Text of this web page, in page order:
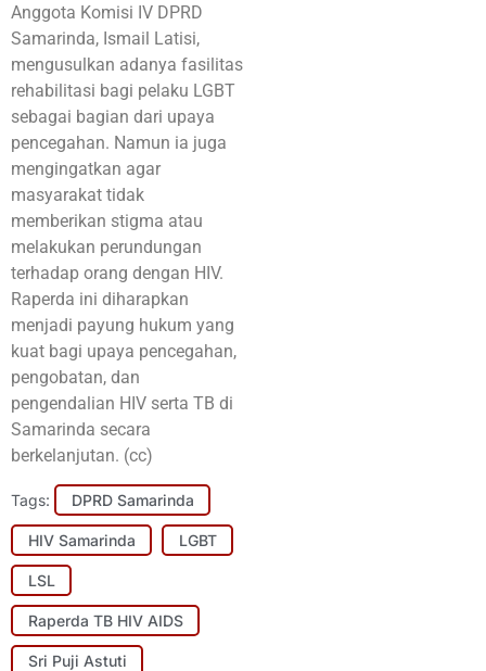
Anggota Komisi IV DPRD
Samarinda, Ismail Latisi,
mengusulkan adanya fasilitas
rehabilitasi bagi pelaku LGBT
sebagai bagian dari upaya
pencegahan. Namun ia juga
mengingatkan agar
masyarakat tidak
memberikan stigma atau
melakukan perundungan
terhadap orang dengan HIV.
Raperda ini diharapkan
menjadi payung hukum yang
kuat bagi upaya pencegahan,
pengobatan, dan
pengendalian HIV serta TB di
Samarinda secara
berkelanjutan. (cc)
Tags: DPRD Samarinda
HIV Samarinda LGBT
LSL
Raperda TB HIV AIDS
Sri Puji Astuti